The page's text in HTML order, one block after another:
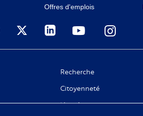
Offres d'emplois
Recherche
Citoyenneté
Numérique